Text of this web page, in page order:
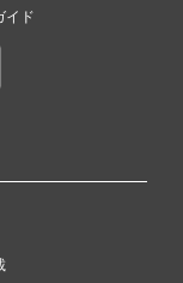
イド